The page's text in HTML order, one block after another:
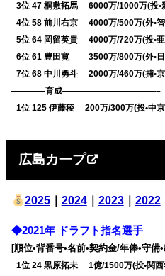
03位 47 桐敷拓馬 6000万/1000万(投•
04位 58 前川右京 4000万/500万(外•
05位 64 岡留英貴 4000万/720万(投•
06位 61 豊田寛 3500万/800万(外•日
07位 68 中川勇斗 2000万/460万(捕•
————育成———————————–
01位 125 伊藤稜 200万/300万(投•中
広島カープ
2025｜ 2024｜ 2023｜ 2022
◆2021年 ドラフト指名選手
[順位•背番号•名前•契約金/年俸•守備
01位 24 黒原拓未 1億/1500万(投•関西